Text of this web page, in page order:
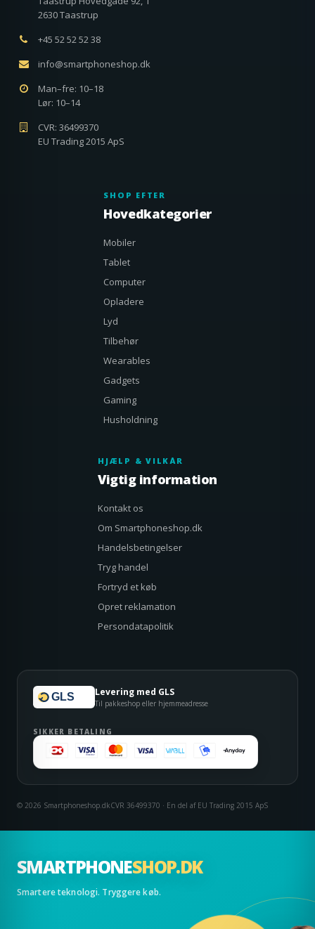
SMARTPHONESHOP.DK
Smartere teknologi. Tryggere køb.
2630 Taastrup
+45 52 52 52 38
info@smartphoneshop.dk
Man–fre: 10–18
Lør: 10–14
CVR: 36499370
EU Trading 2015 ApS
SHOP EFTER
Hovedkategorier
Mobiler
Tablet
Computer
Opladere
Lyd
Tilbehør
Wearables
Gadgets
Gaming
Husholdning
HJÆLP & VILKÅR
Vigtig information
Kontakt os
Om Smartphoneshop.dk
Handelsbetingelser
Tryg handel
Fortryd et køb
Opret reklamation
Persondatapolitik
GLS Levering med GLS
Til pakkeshop eller hjemmeadresse
SIKKER BETALING
© 2026 Smartphoneshop.dkCVR 36499370 · En del af EU Trading 2015 ApS